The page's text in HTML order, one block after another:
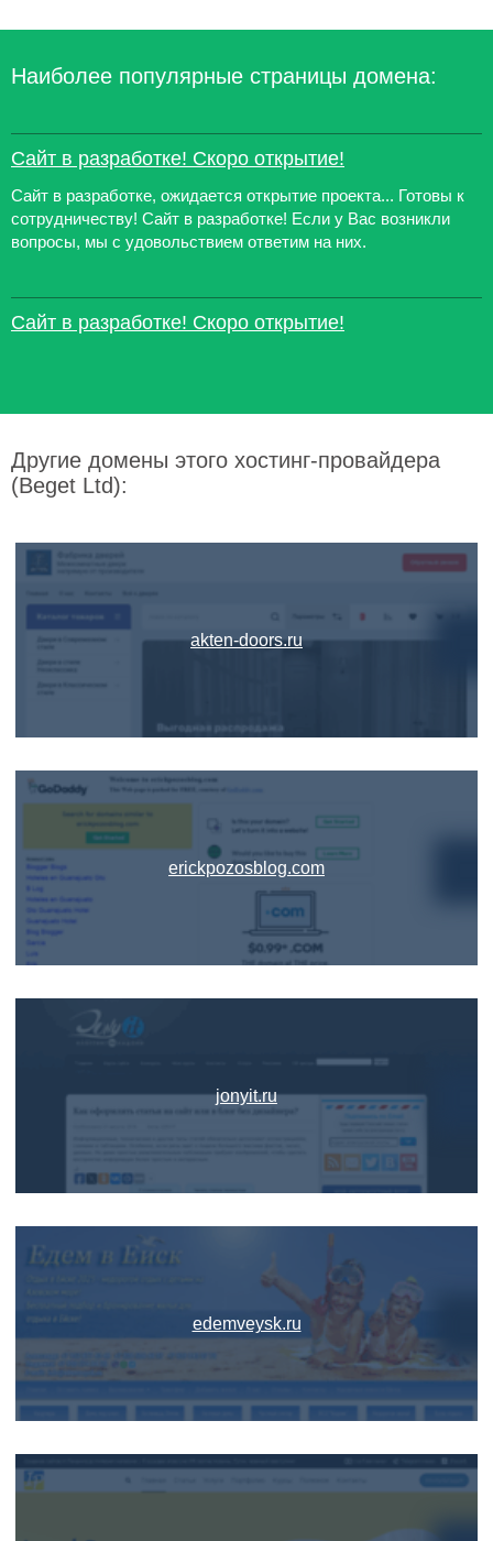
Наиболее популярные страницы домена:
Сайт в разработке! Скоро открытие!
Сайт в разработке, ожидается открытие проекта... Готовы к
сотрудничеству! Сайт в разработке! Если у Вас возникли
вопросы, мы с удовольствием ответим на них.
Сайт в разработке! Скоро открытие!
Другие домены этого хостинг-провайдера
(Beget Ltd):
akten-doors.ru
erickpozosblog.com
jonyit.ru
edemveysk.ru